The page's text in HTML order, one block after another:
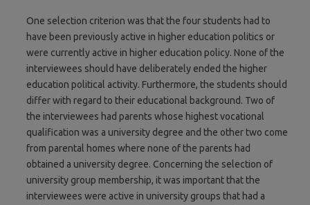
One selection criterion was that the four students had to
have been previously active in higher education politics or
were currently active in higher education policy. None of the
interviewees should have deliberately ended the higher
education political activity. Furthermore, the students should
differ with regard to their educational background. Two of
the interviewees had parents whose highest vocational
qualification was a university degree and the other two come
from parental homes where none of the parents had
obtained a university degree. Concerning the selection of
university group membership, it was important that the
interviewees were active in university groups that had a